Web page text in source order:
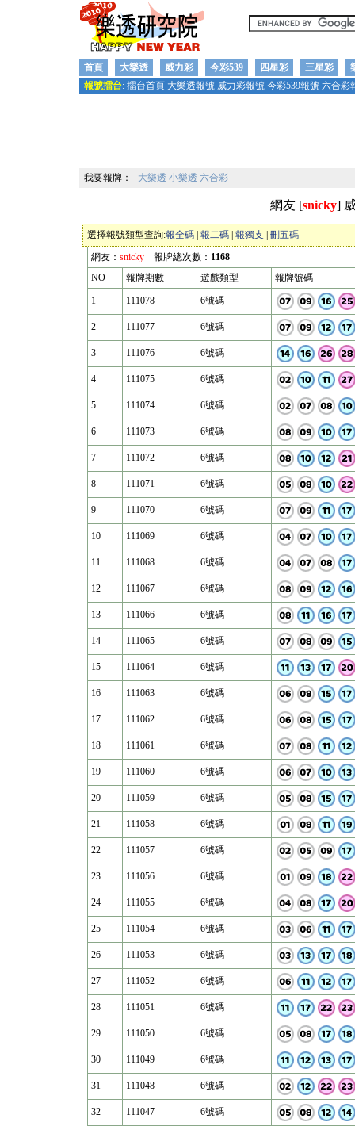
首頁 大樂透 威力彩 今彩539 四星彩 三星彩
報號擂台: 擂台首頁 大樂透報號 威力彩報號 今彩539報號 六合彩
我要報牌： 大樂透 小樂透 六合彩
網友 [snicky]
選擇報號類型查詢:報全碼 報二碼 報獨支
刪五碼
網友： snicky 報牌總次數： 1168
NO
報牌期數 遊戲類型 報牌號碼
1 111078 6號碼
2 111077 6號碼
3 111076 6號碼
4 111075 6號碼
5 111074 6號碼
6 111073 6號碼
7 111072 6號碼
8 111071 6號碼
9 111070 6號碼
10 111069 6號碼
11 111068 6號碼
12 111067 6號碼
13 111066 6號碼
14 111065 6號碼
15 111064 6號碼
16 111063 6號碼
17 111062 6號碼
18 111061 6號碼
19 111060 6號碼
20 111059 6號碼
21 111058 6號碼
22 111057 6號碼
23 111056 6號碼
24 111055 6號碼
25 111054 6號碼
26 111053 6號碼
27 111052 6號碼
28 111051 6號碼
29 111050 6號碼
30 111049 6號碼
31 111048 6號碼
32 111047 6號碼